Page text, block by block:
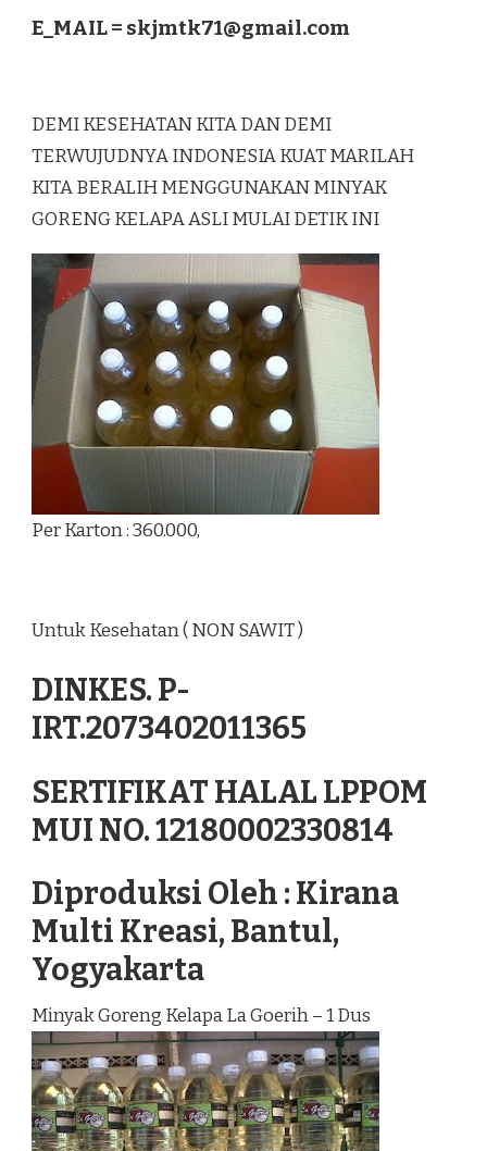
E_MAIL = skjmtk71@gmail.com
DEMI KESEHATAN KITA DAN DEMI
TERWUJUDNYA INDONESIA KUAT MARILAH
KITA BERALIH MENGGUNAKAN MINYAK
GORENG KELAPA ASLI MULAI DETIK INI
Per Karton : 360.000,
Untuk Kesehatan ( NON SAWIT )
DINKES. P-
IRT.2073402011365
SERTIFIKAT HALAL LPPOM
MUI NO. 12180002330814
Diproduksi Oleh : Kirana
Multi Kreasi, Bantul,
Yogyakarta
Minyak Goreng Kelapa La Goerih – 1 Dus